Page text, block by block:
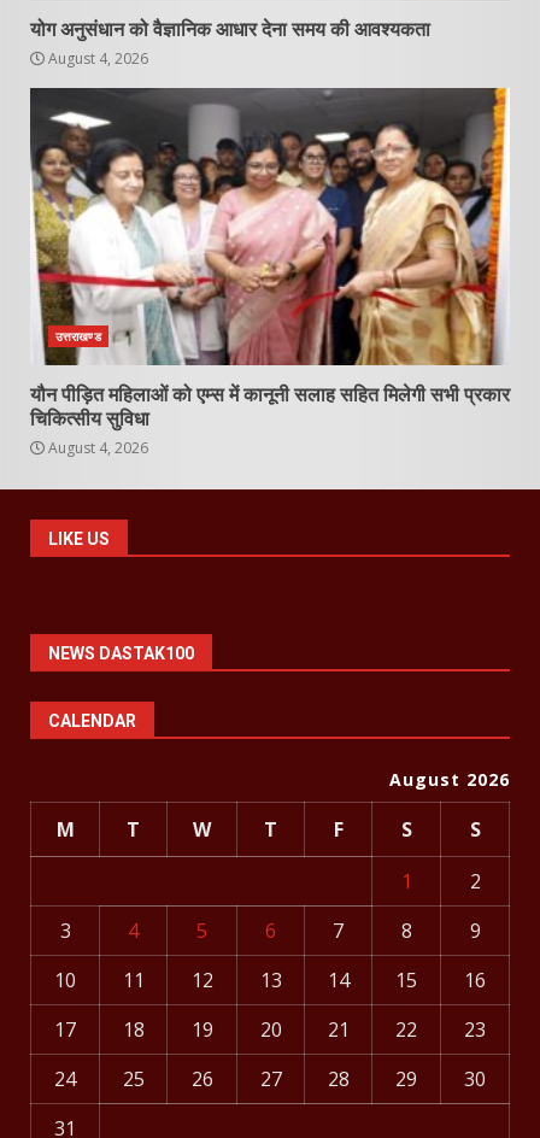
योग अनुसंधान को वैज्ञानिक आधार देना समय की आवश्यकता
August 4, 2026
उत्तराखण्ड
यौन पीड़ित महिलाओं को एम्स में कानूनी सलाह सहित मिलेगी सभी प्रकार
चिकित्सीय सुविधा
August 4, 2026
LIKE US
NEWS DASTAK100
CALENDAR
August 2026
M T W T F S
S
1
2
3
4 5 6 7 8
9
10
11 12 13 14 15
16
17
18 19 20 21 22
23
24
25 26 27 28 29
30
31